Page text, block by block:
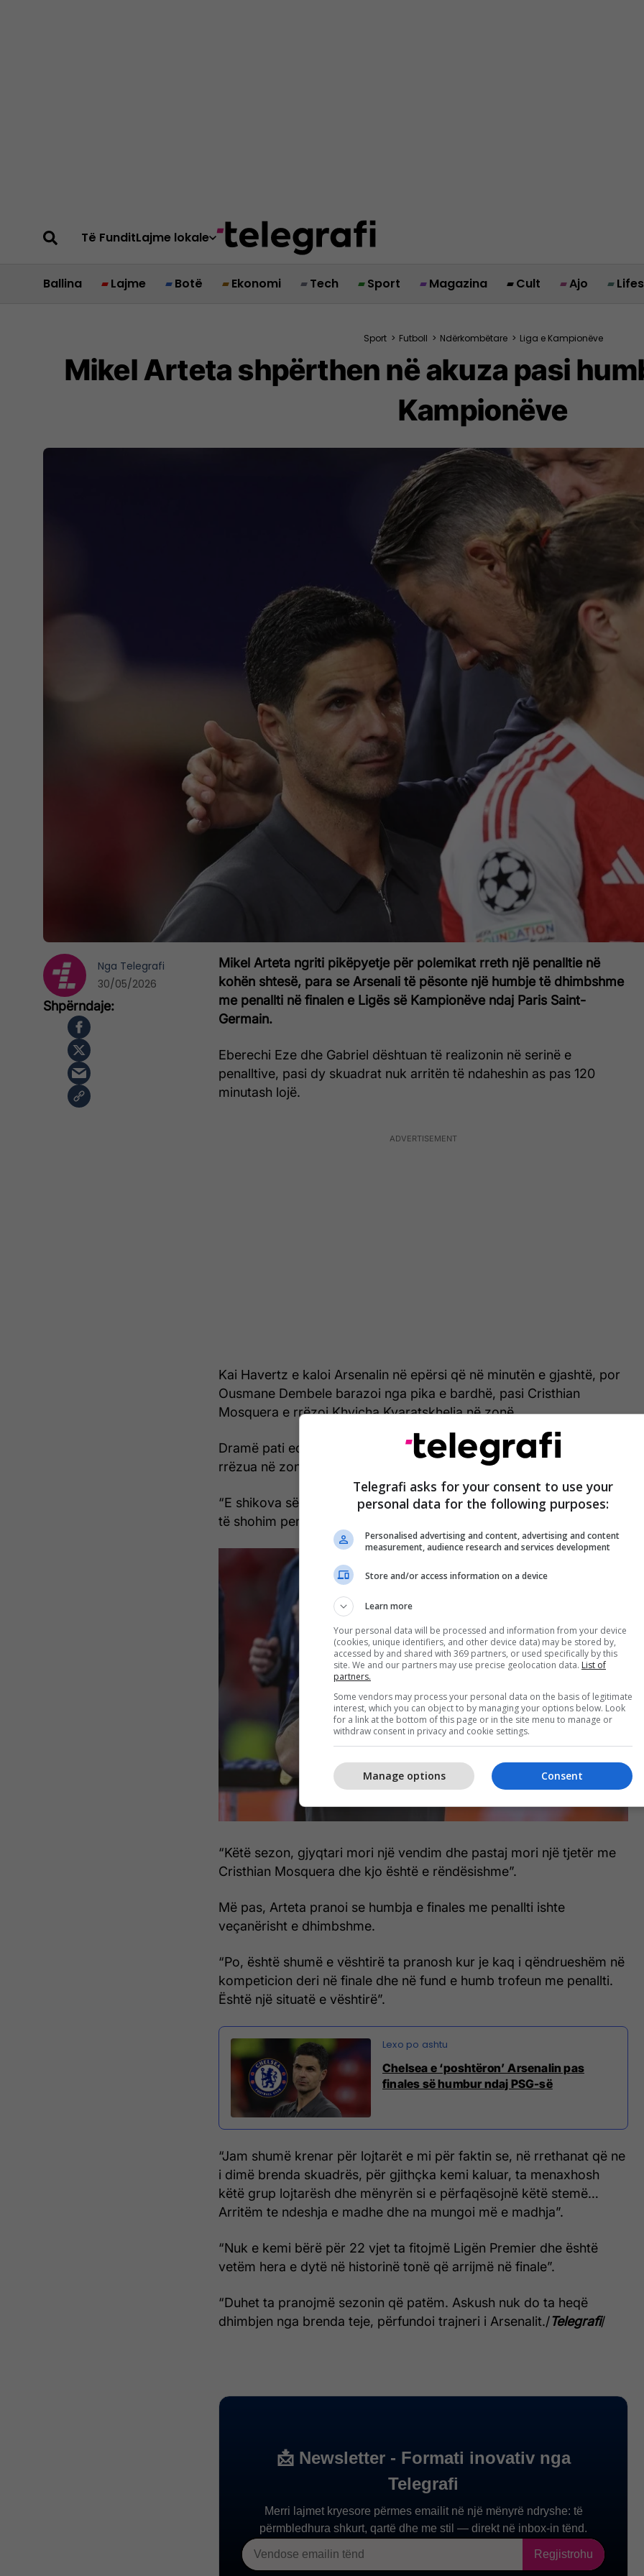
Të FunditLajme lokale
Ballina Lajme Botë Ekonomi Tech Sport Magazina Cult Ajo
Sport > Futboll > Ndërkombëtare > Liga e Kampionëve
Mikel Arteta shpërthen në akuza pasi
Kampionëve
Mikel Arteta ngriti pikëpyetje për polemikat rreth një penalltie në
kohën shtesë, para se Arsenali të pësonte një humbje të dhimbshme
me penallti në finalen e Ligës së Kampionëve ndaj Paris Saint-
Germain.
Eberechi Eze dhe Gabriel dështuan të realizonin në serinë e
penalltive, pasi dy skuadrat nuk arritën të ndaheshin as pas 120
minutash lojë.
Kai Havertz e kaloi Arsenalin në epërsi që në minutën e gjashtë, por
Ousmane Dembele barazoi nga pika e bardhë, pasi Cristhian
Mosquera e rrëzoi Khvicha Kvaratskhelia në zonë.
Dramë pati edhe para fundit të kohës shtesë, kur Noni Madueke u
rrëzua në zonën e rreptësisë pas një dueli fizik me Nuno Mendes.
“E shikova sërish dhe mund të ishte lehtësisht penallti. Sidomos po
të shohim penalltinë që ma dhanë mua këtë vit në këtë kompeticion”.
“Këtë sezon, gjyqtari mori një vendim dhe pastaj mori një tjetër me
Cristhian Mosquera dhe kjo është e rëndësishme”.
Më pas, Arteta pranoi se humbja e finales me penallti ishte
veçanërisht e dhimbshme.
“Po, është shumë e vështirë ta pranosh kur je kaq i qëndrueshëm në
kompeticion deri në finale dhe në fund e humb trofeun me penallti.
Është një situatë e vështirë”.
Chelsea e ‘poshtëron’ Arsenalin pas
finales së humbur ndaj PSG-së
“Jam shumë krenar për lojtarët e mi për faktin se, në rrethanat që ne
i dimë brenda skuadrës, për gjithçka kemi kaluar, ta menaxhosh
këtë grup lojtarësh dhe mënyrën si e përfaqësojnë këtë stemë…
Arritëm te ndeshja e madhe dhe na mungoi më e madhja”.
“Nuk e kemi bërë për 22 vjet ta fitojmë Ligën Premier dhe është
vetëm hera e dytë në historinë tonë që arrijmë në finale”.
“Duhet ta pranojmë sezonin që patëm. Askush nuk do ta heqë
dhimbjen nga brenda teje, përfundoi trajneri i Arsenalit./Telegrafi/
Nga Telegrafi
30/05/2026
Telegrafi asks for your consent to use your
personal data for the following purposes:
Personalised advertising and content, advertising and content
measurement, audience research and services development
Store and/or access information on a device
Learn more
Your personal data will be processed and information from your device
(cookies, unique identifiers, and other device data) may be stored by,
accessed by and shared with 369 partners, or used specifically by this
site. We and our partners may use precise geolocation data. List of
partners.
Some vendors may process your personal data on the basis of legitimate
interest, which you can object to by managing your options below. Look
for a link at the bottom of this page or in the site menu to manage or
withdraw consent in privacy and cookie settings.
Consent
Manage options